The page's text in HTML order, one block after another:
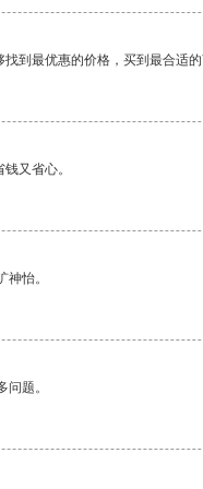
到最优惠的价格，买到最合适
又省心。
怡。
题。